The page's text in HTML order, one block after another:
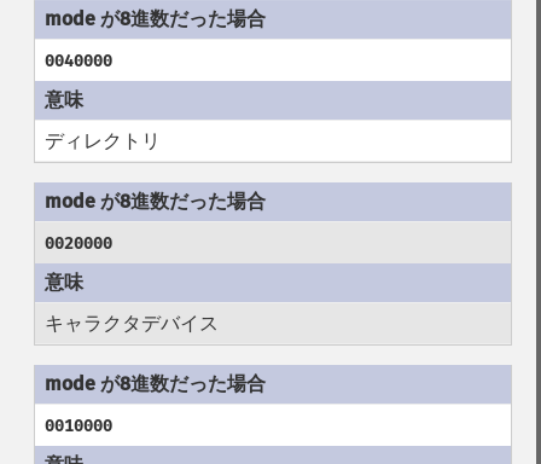
0040000
ディレクトリ
0020000
キャラクタデバイス
0010000